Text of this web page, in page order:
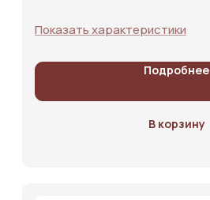
Показать характеристики
Подробнее
В корзину